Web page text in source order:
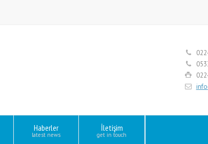
Haberler
latest news
İletişim
get in touch